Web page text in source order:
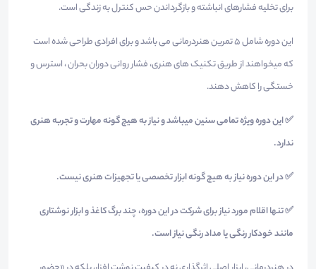
برای تخلیه فشارهای انباشته و بازگرداندن حس کنترل به زندگی است.
این دوره شامل 5 تمرین هنردرمانی می باشد و برای افرادی طراحی شده است
که میخواهند از طریق تکنیک های هنری، فشار روانی دوران بحران ، استرس و
خستگی را کاهش دهند.
✅ این دوره ویژه تمامی سنین میباشد و نیاز به هیچ گونه مهارت و تجربه هنری
ندارد.
✅ در این دوره نیاز به هیچ گونه ابزار تخصصی یا تجهیزات هنری نیست.
✅ تنها اقلام مورد نیاز برای شرکت در این دوره، چند برگ کاغذ و ابزار نوشتاری
مانند خودکار رنگی یا مداد رنگی نیاز است.